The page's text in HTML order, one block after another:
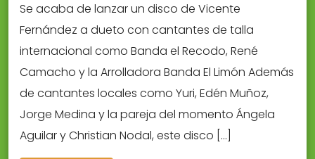
Se acaba de lanzar un disco de Vicente
Fernández a dueto con cantantes de talla
internacional como Banda el Recodo, René
Camacho y la Arrolladora Banda El Limón Además
de cantantes locales como Yuri, Edén Muñoz,
Jorge Medina y la pareja del momento Ángela
Aguilar y Christian Nodal, este disco […]